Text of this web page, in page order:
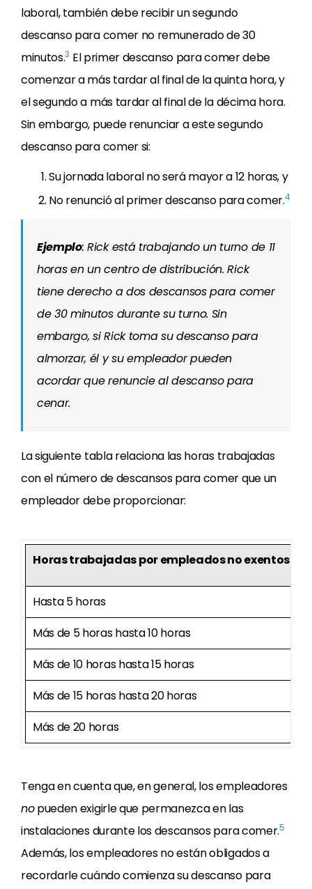
laboral, también debe recibir un segundo
descanso para comer no remunerado de 30
minutos.3 El primer descanso para comer debe
comenzar a más tardar al final de la quinta hora, y
el segundo a más tardar al final de la décima hora.
Sin embargo, puede renunciar a este segundo
descanso para comer si:
Su jornada laboral no será mayor a 12 horas, y
No renunció al primer descanso para comer.4
Ejemplo: Rick está trabajando un turno de 11
horas en un centro de distribución.Rick
tiene derecho a dos descansos para comer
de 30 minutos durante su turno. Sin
embargo, si Rick toma su descanso para
almorzar, él y su empleador pueden
acordar que renuncie al descanso para
cenar.
La siguiente tabla relaciona las horas trabajadas
con el número de descansos para comer que un
empleador debe proporcionar:
Horas trabajadas por empleados no exentos
Hasta 5 horas
Más de 5 horas hasta 10 horas
Más de 10 horas hasta 15 horas
Más de 15 horas hasta 20 horas
Más de 20 horas
Tenga en cuenta que, en general, los empleadores
nopueden exigirle que permanezca en las
instalaciones durante los descansos para comer.5
Además, los empleadores no están obligados a
recordarle cuándo comienza su descanso para